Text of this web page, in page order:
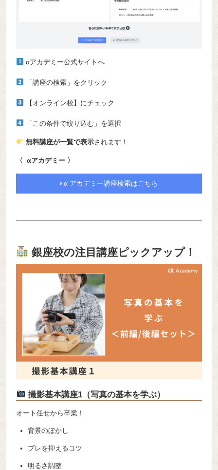
αアカデミー公式サイトへ
「講座の検索」をクリック
【オンライン校】にチェック
「この条件で絞り込む」を選択
無料講座が一覧で表示されます！
〈 αアカデミー 〉
α アカデミー講座検索はこちら
銀座校の注目講座ピックアップ！
撮影基本講座1（写真の基本を学ぶ）
オート任せから卒業！
背景のぼかし
ブレを抑えるコツ
明るさ調整